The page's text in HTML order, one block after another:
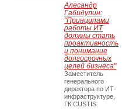
Алесандр
Габидулин:
"Принципами
работы ИТ
должны стать
проактивность
и понимание
долгосрочных
целей бизнеса"
Заместитель
генерального
директора по ИТ-
инфраструктуре,
ГК CUSTIS